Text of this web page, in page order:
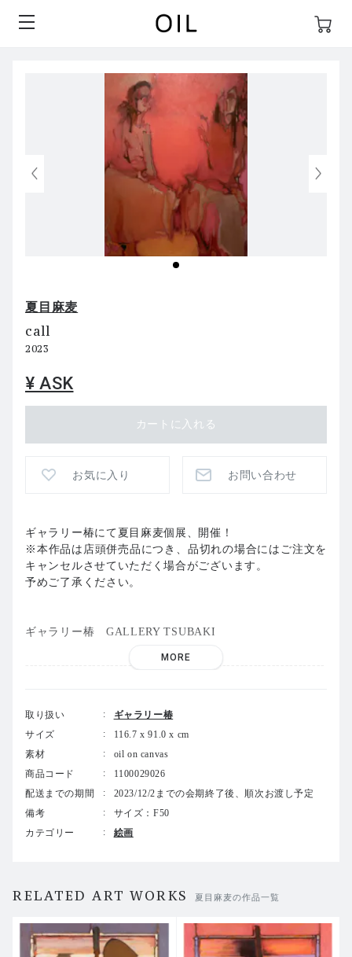
夏目麻麦
call
2023
¥ ASK
お気に入り お問い合わせ
ギャラリー椿にて夏目麻麦個展、開催！
※本作品は店頭併売品につき、品切れの場合にはご注文を
キャンセルさせていただく場合がございます。
予めご了承ください。
ギャラリー椿 GALLERY TSUBAKI
-------------------------------------------------------------------
夏目麻麦 個展「 誤差熱」
Asagi Natsume solo exhibition
同時開催：真条 彩華個展「悠遠の風」
2023年10月28日[土] - 11月11日[土]
Close on Sundays, Mondays and Holidays
ギャラリー椿
GALLERY TSUBAKI
MORE
取り扱い
ギャラリー椿
サイズ
116.7 x 91.0 x cm
素材
oil on canvas
商品コード
1100029026
配送までの期間
2023/12/2までの会期終了後、順次お渡し予定
備考
サイズ：F50
カテゴリー
絵画
RELATED ART WORKS 夏目麻麦の作品一覧